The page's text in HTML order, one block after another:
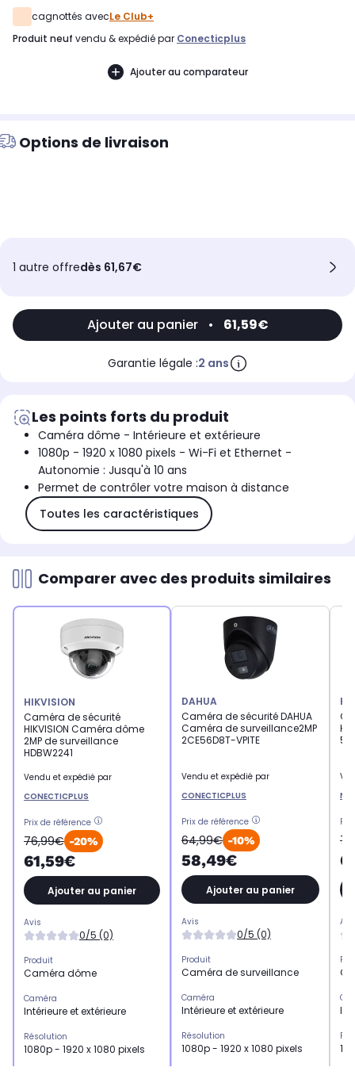
cagnottés avecLe Club+
produit neuf vendu & expédié par Conecticplus
Ajouter au comparateur
Options de livraison
1 autre offredès 61,67€
Ajouter au panier • 61,59€
Garantie légale :2 ans
Les points forts du produit
Caméra dôme - Intérieure et extérieure
1080p - 1920 x 1080 pixels - Wi-Fi et Ethernet -
Autonomie : Jusqu'à 10 ans
Permet de contrôler votre maison à distance
Toutes les caractéristiques
Comparer avec des produits similaires
HIKVISION
Caméra de sécurité
HIKVISION Caméra dôme
2MP de surveillance
HDBW2241
Vendu et expédié par
CONECTICPLUS
Prix de référence
76,99€ -20%
61,59€
Ajouter au panier
Avis
0/5 (0)
Produit
Caméra dôme
Caméra
Intérieure et extérieure
Résolution
1080p - 1920 x 1080 pixels
DAHUA
Caméra de sécurité DAHUA
Caméra de surveillance2MP
2CE56D8T-VPITE
Vendu et expédié par
CONECTICPLUS
Prix de référence
64,99€ -10%
58,49€
Ajouter au panier
Avis
0/5 (0)
Produit
Caméra de surveillance
Caméra
Intérieure et extérieure
Résolution
1080p - 1920 x 1080 pixels